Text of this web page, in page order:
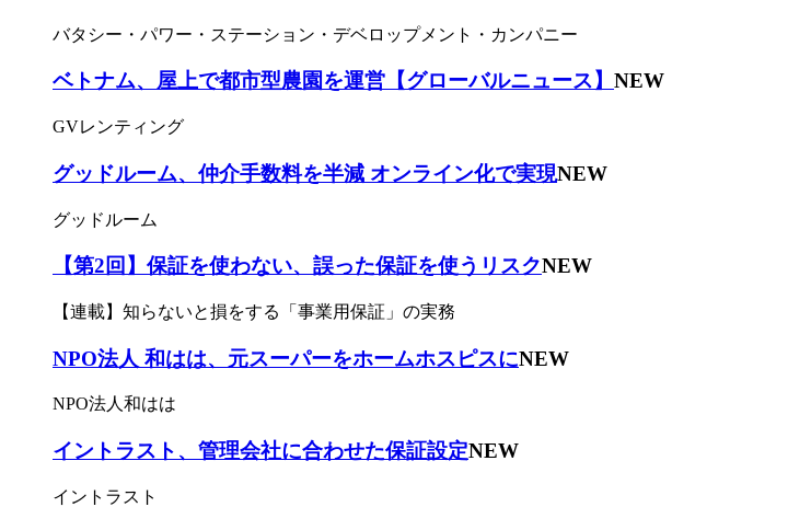
バタシー・パワー・ステーション・デベロップメント・カンパニー
ベトナム、屋上で都市型農園を運営【グローバルニュース】 NEW
GVレンティング
グッドルーム、仲介手数料を半減 オンライン化で実現NEW
グッドルーム
【第2回】保証を使わない、誤った保証を使うリスクNEW
【連載】知らないと損をする「事業用保証」の実務
NPO法人 和はは、元スーパーをホームホスピスにNEW
NPO法人和はは
イントラスト、管理会社に合わせた保証設定NEW
イントラスト